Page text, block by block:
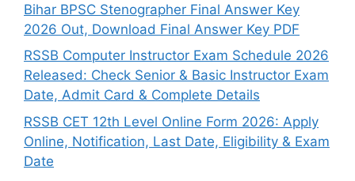
Bihar BPSC Stenographer Final Answer Key
2026 Out, Download Final Answer Key PDF
RSSB Computer Instructor Exam Schedule 2026
Released: Check Senior & Basic Instructor Exam
Date, Admit Card & Complete Details
RSSB CET 12th Level Online Form 2026: Apply
Online, Notification, Last Date, Eligibility & Exam
Date